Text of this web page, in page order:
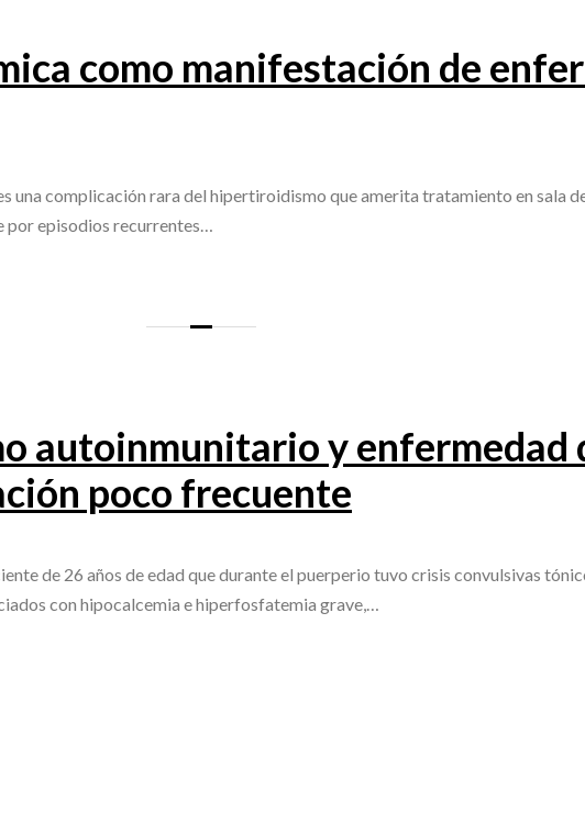
como manifestación de
una complicación rara del hipertiroidismo que amerita tratamiento en sala
por episodios recurrentes…
autoinmunitario y enfermedad
poco frecuente
de 26 años de edad que durante el puerperio tuvo crisis convulsivas
con hipocalcemia e hiperfosfatemia grave,…